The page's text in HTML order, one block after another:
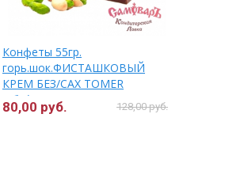
Конфеты 55гр.
горь.шок.ФИСТАШКОВЫЙ
КРЕМ БЕЗ/САХ ТОМЕR
(4бл*16шт) (Томер г.Москва)
80,00 руб. 128,00 руб.